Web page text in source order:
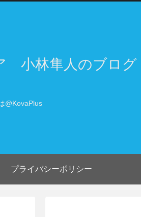
小林隼人のブログ
@KovaPlus
プライバシーポリシー